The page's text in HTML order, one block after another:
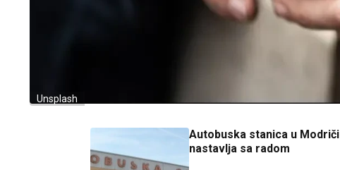
Unsplash
Autobuska stanica u Modriči
nastavlja sa radom